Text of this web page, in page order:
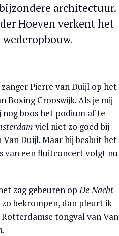
architectuur.
Hoeven verkent het
Pierre van Duijl op het
Boxing Crooswijk. Als je mij
boos het podium af te
viel niet zo goed bij
Duijl. Maar hij besluit het
van een fluitconcert volgt nu
zag gebeuren opDe Nacht
bekrompen, dan pleurt ik
tongval van Van